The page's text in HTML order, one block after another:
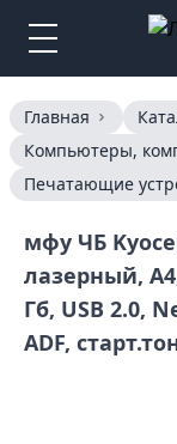
Главная
Компьютеры,
Печатающие
мфу ЧБ
лазерный,
Гб, USB 2.0,
ADF,